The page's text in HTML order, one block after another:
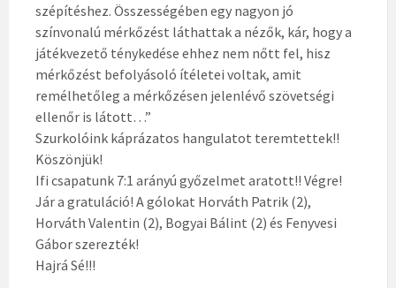
szépítéshez. Összességében egy nagyon jó
színvonalú mérkőzést láthattak a nézők, kár, hogy a
játékvezető ténykedése ehhez nem nőtt fel, hisz
mérkőzést befolyásoló ítéletei voltak, amit
remélhetőleg a mérkőzésen jelenlévő szövetségi
ellenőr is látott…”
Szurkolóink káprázatos hangulatot teremtettek!!
Köszönjük!
Ifi csapatunk 7:1 arányú győzelmet aratott!! Végre!
Jár a gratuláció! A gólokat Horváth Patrik (2),
Horváth Valentin (2), Bogyai Bálint (2) és Fenyvesi
Gábor szerezték!
Hajrá Sé!!!